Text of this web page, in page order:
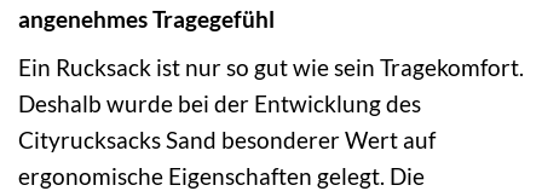
angenehmes Tragegefühl
Ein Rucksack ist nur so gut wie sein Tragekomfort.
Deshalb wurde bei der Entwicklung des
Cityrucksacks Sand besonderer Wert auf
ergonomische Eigenschaften gelegt. Die